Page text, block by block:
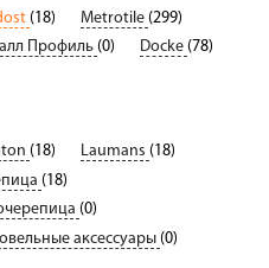
(18) Metrotile (299)
Профиль (0) Docke (78)
(18) Laumans (18)
(18)
(0)
аксессуары (0)